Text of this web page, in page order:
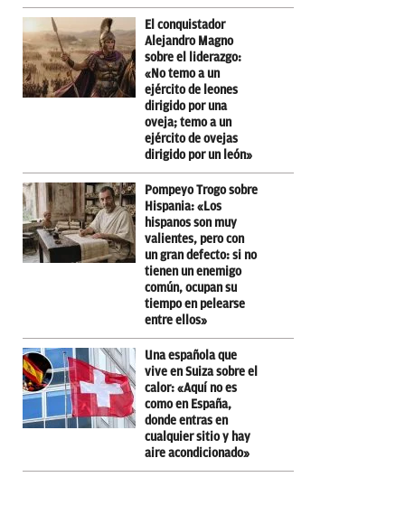
El conquistador
Alejandro Magno
sobre el liderazgo:
«No temo a un
ejército de leones
dirigido por una
oveja; temo a un
ejército de ovejas
dirigido por un león»
Pompeyo Trogo sobre
Hispania: «Los
hispanos son muy
valientes, pero con
un gran defecto: si no
tienen un enemigo
común, ocupan su
tiempo en pelearse
entre ellos»
Una española que
vive en Suiza sobre el
calor: «Aquí no es
como en España,
donde entras en
cualquier sitio y hay
aire acondicionado»